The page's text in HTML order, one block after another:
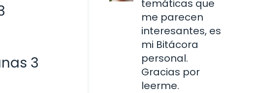
3
temáticas que
me parecen
interesantes, es
mi Bitácora
personal.
Gracias por
leerme.